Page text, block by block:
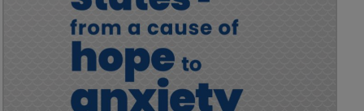
Muzeji un ekspozīcijas
Ģerbonis
Projekti